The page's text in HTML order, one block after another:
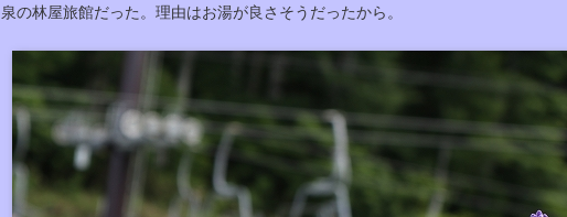
泉の林屋旅館だった。理由はお湯が良さそうだったから。